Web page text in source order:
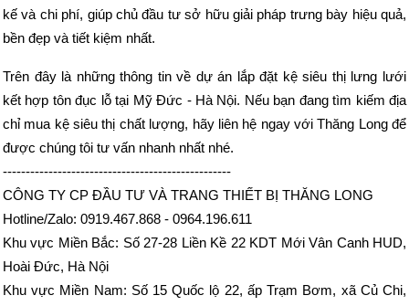
kế và chi phí, giúp chủ đầu tư sở hữu giải pháp trưng bày hiệu quả,
bền đẹp và tiết kiệm nhất.
Trên đây là những thông tin về dự án lắp đặt kệ siêu thị lưng lưới
kết hợp tôn đục lỗ tại Mỹ Đức - Hà Nội. Nếu bạn đang tìm kiếm địa
chỉ mua kệ siêu thị chất lượng, hãy liên hệ ngay với Thăng Long để
được chúng tôi tư vấn nhanh nhất nhé.
--------------------------------------------------
CÔNG TY CP ĐẦU TƯ VÀ TRANG THIẾT BỊ THĂNG LONG
Hotline/Zalo: 0919.467.868 - 0964.196.611
Khu vực Miền Bắc: Số 27-28 Liền Kề 22 KDT Mới Vân Canh HUD,
Hoài Đức, Hà Nội
Khu vực Miền Nam: Số 15 Quốc lộ 22, ấp Trạm Bơm, xã Củ Chi,